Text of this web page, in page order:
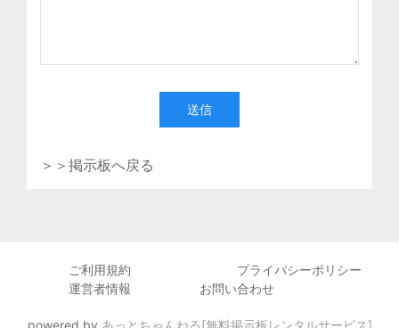
送信
＞＞掲示板へ戻る
ご利用規約
プライバシーポリシー
運営者情報
お問い合わせ
powered by あっとちゃんねる[無料掲示板レンタルサービス]